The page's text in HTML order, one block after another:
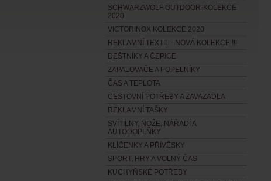
SCHWARZWOLF OUTDOOR-KOLEKCE
2020
VICTORINOX KOLEKCE 2020
REKLAMNÍ TEXTIL - NOVÁ KOLEKCE !!!
DEŠTNÍKY A ČEPICE
ZAPALOVAČE A POPELNÍKY
ČAS A TEPLOTA
CESTOVNÍ POTŘEBY A ZAVAZADLA
REKLAMNÍ TAŠKY
SVÍTILNY, NOŽE, NÁŘADÍ A
AUTODOPLŇKY
KLÍČENKY A PŘÍVĚSKY
SPORT, HRY A VOLNÝ ČAS
KUCHYŇSKÉ POTŘEBY